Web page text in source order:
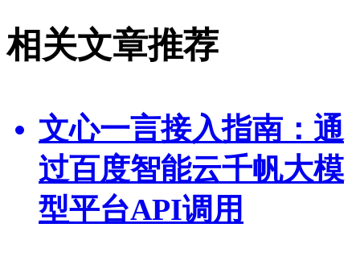
相关文章推荐
文心一言接入指南：通
过百度智能云千帆大模
型平台API调用